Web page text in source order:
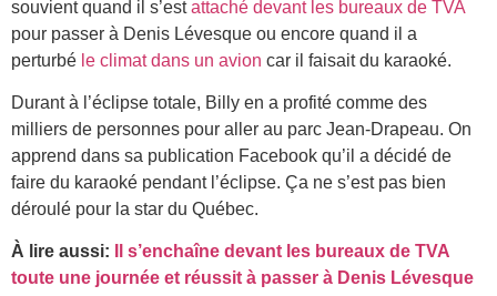
souvient quand il s’estattaché devant les bureaux de TVA
pour passer à Denis Lévesque ou encore quand il a
perturbé le climat dans un avion car il faisait du karaoké.
Durant à l’éclipse totale, Billy en a profité comme des
milliers de personnes pour aller au parc Jean-Drapeau. On
apprend dans sa publication Facebook qu’il a décidé de
faire du karaoké pendant l’éclipse. Ça ne s’est pas bien
déroulé pour la star du Québec.
À lire aussi:
Il s’enchaîne devant les bureaux de TVA
toute une journée et réussit à passer à Denis Lévesque